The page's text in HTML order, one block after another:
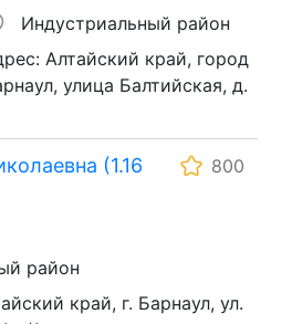
Индустриальный район
Алтайский край, город
улица Балтийская, д.
(1.16
800
район
край, г. Барнаул, ул.